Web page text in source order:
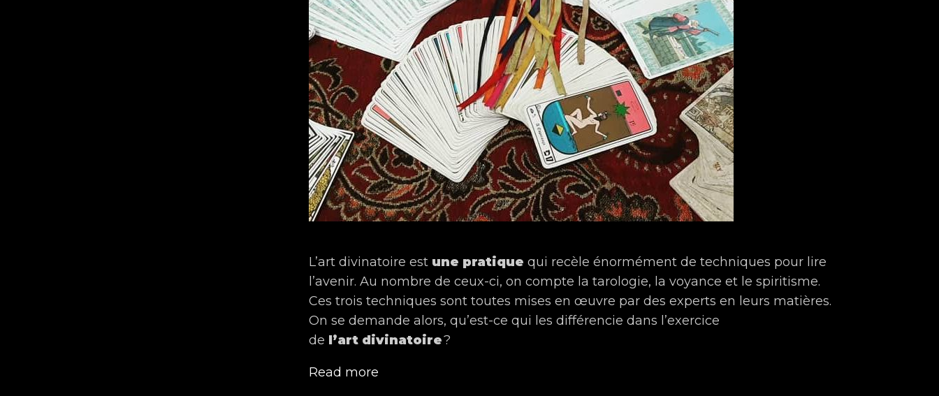
L’art divinatoire est une pratique qui recèle énormément de techniques pour lire
l’avenir. Au nombre de ceux-ci, on compte la tarologie, la voyance et le spiritisme.
Ces trois techniques sont toutes mises en œuvre par des experts en leurs matières.
On se demande alors, qu’est-ce qui les différencie dans l’exercice
de l’art divinatoire?
Read more